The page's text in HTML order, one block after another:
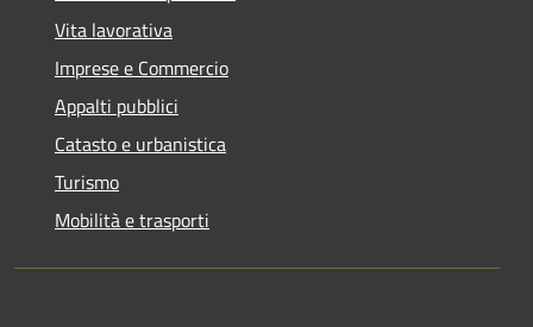
Vita lavorativa
Imprese e Commercio
Appalti pubblici
Catasto e urbanistica
Turismo
Mobilità e trasporti